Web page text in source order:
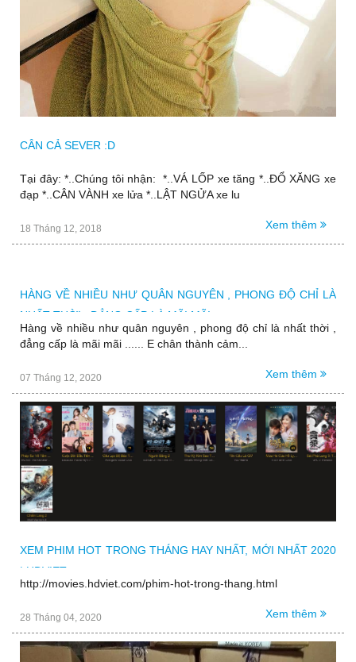
CÂN CẢ SEVER :D
Tại đây: *..Chúng tôi nhận: *..VÁ LỐP xe tăng *..ĐỔ XĂNG xe
đạp *..CÂN VÀNH xe lửa *..LẬT NGỬA xe lu
18 Tháng 12, 2018 Xem thêm
HÀNG VỀ NHIỀU NHƯ QUÂN NGUYÊN , PHONG ĐỘ CHỈ LÀ
NHẤT THỜI , ĐẲNG CẤP LÀ MÃI MÃI ......
Hàng về nhiều như quân nguyên , phong độ chỉ là nhất thời ,
đẳng cấp là mãi mãi ...... E chân thành cảm...
07 Tháng 12, 2020 Xem thêm
XEM PHIM HOT TRONG THÁNG HAY NHẤT, MỚI NHẤT 2020
| HDVIET
http://movies.hdviet.com/phim-hot-trong-thang.html
28 Tháng 04, 2020 Xem thêm